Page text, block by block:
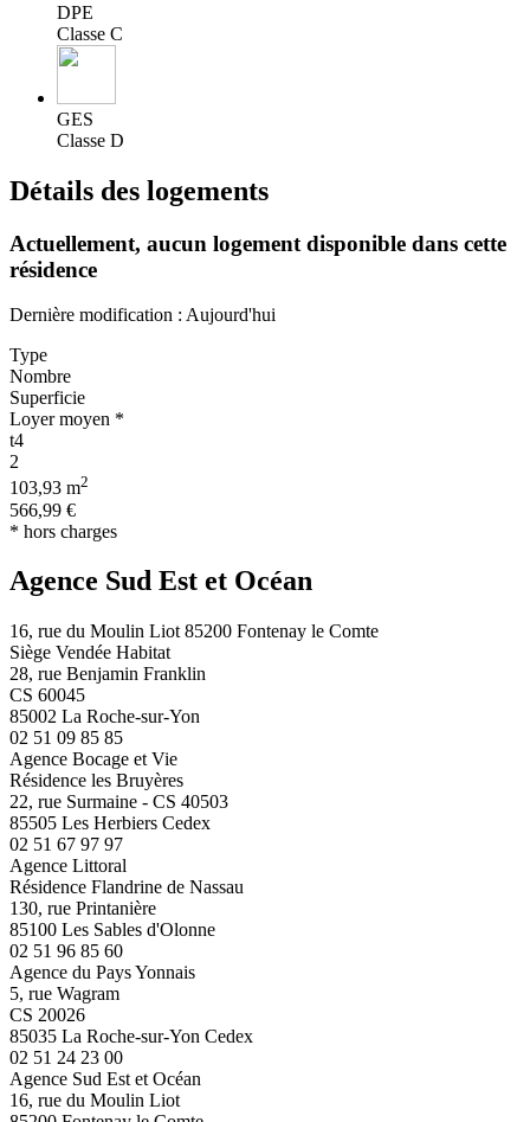
DPE
Classe C
GES
Classe D
Détails des logements
Actuellement, aucun logement disponible dans cette
résidence
Dernière modification : Aujourd'hui
Type
Nombre
Superficie
Loyer moyen *
t4
2
103,93 m2
566,99 €
* hors charges
Agence Sud Est et Océan
16, rue du Moulin Liot 85200 Fontenay le Comte
Siège Vendée Habitat
28, rue Benjamin Franklin
CS 60045
85002 La Roche-sur-Yon
02 51 09 85 85
Agence Bocage et Vie
Résidence les Bruyères
22, rue Surmaine - CS 40503
85505 Les Herbiers Cedex
02 51 67 97 97
Agence Littoral
Résidence Flandrine de Nassau
130, rue Printanière
85100 Les Sables d'Olonne
02 51 96 85 60
Agence du Pays Yonnais
5, rue Wagram
CS 20026
85035 La Roche-sur-Yon Cedex
02 51 24 23 00
Agence Sud Est et Océan
16, rue du Moulin Liot